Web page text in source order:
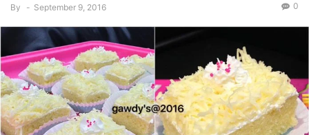
By - September 9, 2016 0